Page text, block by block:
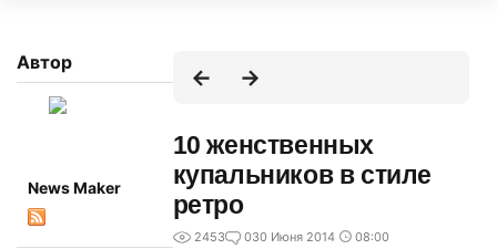
Автор
News Maker
10 женственных
купальников в стиле
ретро
2453 030 Июня 2014 08:00